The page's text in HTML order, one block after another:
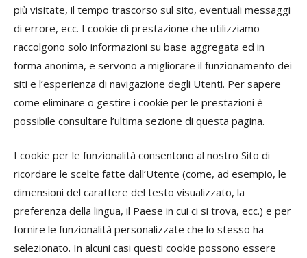
più visitate, il tempo trascorso sul sito, eventuali messaggi
di errore, ecc. I cookie di prestazione che utilizziamo
raccolgono solo informazioni su base aggregata ed in
forma anonima, e servono a migliorare il funzionamento dei
siti e l’esperienza di navigazione degli Utenti. Per sapere
come eliminare o gestire i cookie per le prestazioni è
possibile consultare l’ultima sezione di questa pagina.
I cookie per le funzionalità consentono al nostro Sito di
ricordare le scelte fatte dall’Utente (come, ad esempio, le
dimensioni del carattere del testo visualizzato, la
preferenza della lingua, il Paese in cui ci si trova, ecc.) e per
fornire le funzionalità personalizzate che lo stesso ha
selezionato. In alcuni casi questi cookie possono essere